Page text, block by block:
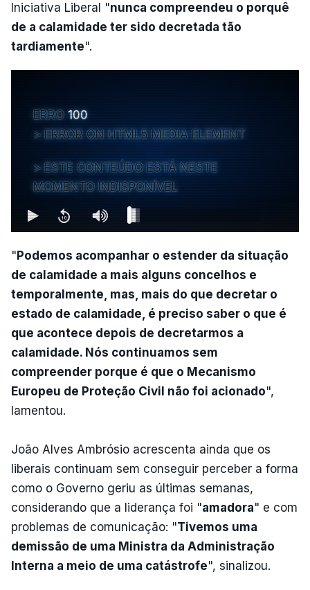
Iniciativa Liberal "nunca compreendeu o porquê
de a calamidade ter sido decretada tão
tardiamente".
ERRO 100
ERROR ON HTML5 MEDIA ELEMENT
ESTE CONTEÚDO ESTÁ NESTE
MOMENTO INDISPONÍVEL
" Podemos acompanhar o estender da situação
de calamidade a mais alguns concelhos e
temporalmente, mas, mais do que decretar o
estado de calamidade, é preciso saber o que é
que acontece depois de decretarmos a
calamidade. Nós continuamos sem
compreender porque é que o Mecanismo
Europeu de Proteção Civil não foi acionado",
lamentou.
João Alves Ambrósio acrescenta ainda que os
liberais continuam sem conseguir perceber a forma
como o Governo geriu as últimas semanas,
considerando que a liderança foi "amadora" e com
problemas de comunicação: "Tivemos uma
demissão de uma Ministra da Administração
Interna a meio de uma catástrofe", sinalizou.